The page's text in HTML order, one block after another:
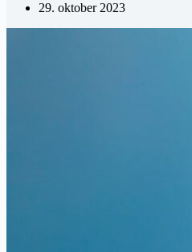
29. oktober 2023